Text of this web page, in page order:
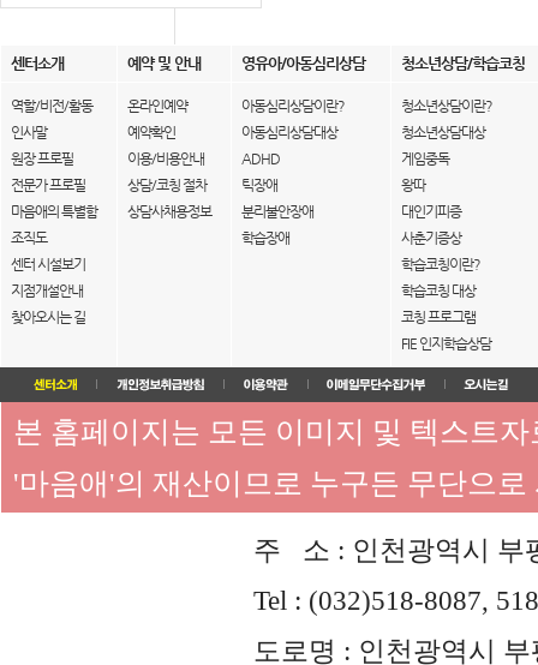
센터소개 예약 및 안내 영유아/아동심리상담 청소년상담/학습코칭
역할/비전/활동
인사말
원장 프로필
전문가 프로필
마음애의 특별함
조직도
센터 시설보기
지점개설안내
찾아오시는 길
온라인예약
예약확인
이용/비용안내
상담/코칭 절차
상담사채용정보
아동심리상담이란?
아동심리상담대상
ADHD
틱장애
분리불안장애
학습장애
청소년상담이란?
청소년상담대상
게임중독
왕따
대인기피증
사춘기증상
학습코칭이란?
학습코칭 대상
코칭 프로그램
FIE 인지학습상담
본 홈페이지는 모든 이미지 및 텍스트
'마음애'의 재산이므로 누구든 무단으
주 소 : 인천광역시 부
Tel : (032)518-8087,
도로명 : 인천광역시